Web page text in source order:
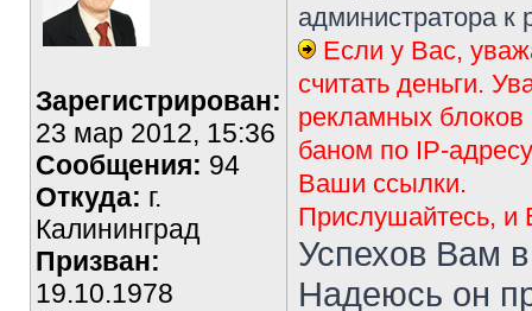
Зарегистрирован:
23 мар 2012, 15:36
Сообщения: 94
Откуда: г.
Калининград
Призван:
19.10.1978
администратора к
Если у Вас,
считать деньги.
рекламных
баном по IP-
Ваши ссылки.
Прислушайтесь, и
Успехов Вам
Надеюсь он